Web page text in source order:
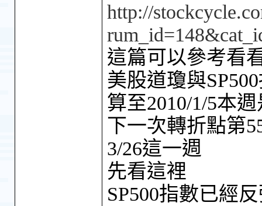
http://
這篇可以參考看
美股道瓊與
算至2010/1/5本
下一次轉折點第
3/26這一週
先看這裡
SP500指數已經